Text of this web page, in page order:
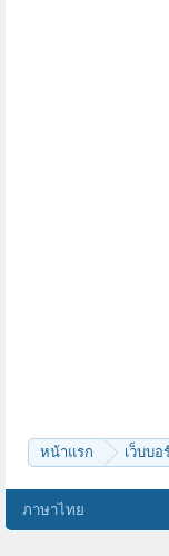
หน้าแรก เว็บบอ
ภาษาไทย